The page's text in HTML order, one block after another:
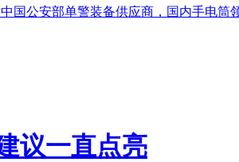
中国公安部单警装备供应商，国内手电筒
议一直点亮